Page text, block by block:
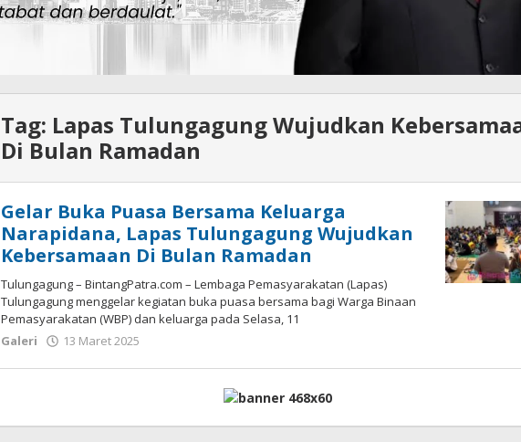
Tag: Lapas Tulungagung Wujudkan
Di Bulan Ramadan
Gelar Buka Puasa Bersama Keluarga
Narapidana, Lapas Tulungagung Wujudkan
Kebersamaan Di Bulan Ramadan
Tulungagung – BintangPatra.com – Lembaga Pemasyarakatan (Lapas)
Tulungagung menggelar kegiatan buka puasa bersama bagi Warga Binaan
Pemasyarakatan (WBP) dan keluarga pada Selasa, 11
Galeri
13 Maret 2025